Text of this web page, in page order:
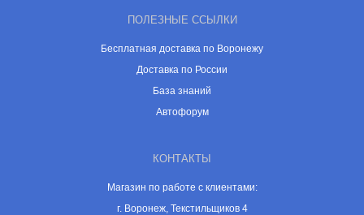
ПОЛЕЗНЫЕ ССЫЛКИ
Бесплатная доставка по Воронежу
Доставка по России
База знаний
Автофорум
КОНТАКТЫ
Магазин по работе с клиентами:
г. Воронеж, Текстильщиков 4